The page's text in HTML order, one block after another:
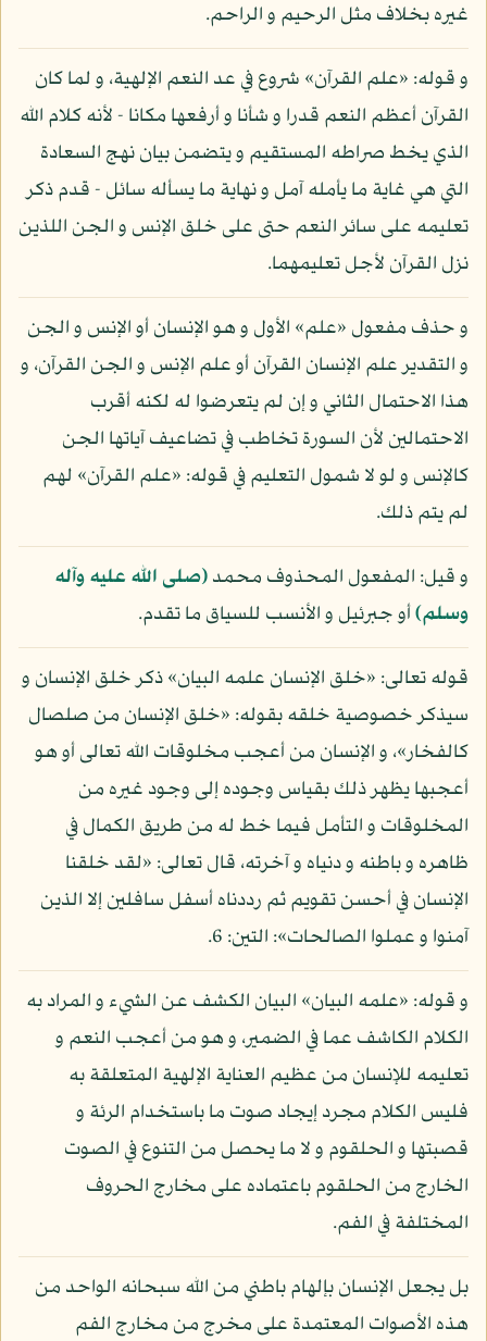
غيره بخلاف مثل الرحيم و الراحم.
و قوله: «علم القرآن» شروع في عد النعم الإلهية، و لما كان
القرآن أعظم النعم قدرا و شأنا و أرفعها مكانا - لأنه كلام الله
الذي يخط صراطه المستقيم و يتضمن بيان نهج السعادة
التي هي غاية ما يأمله آمل و نهاية ما يسأله سائل - قدم ذكر
تعليمه على سائر النعم حتى على خلق الإنس و الجن اللذين
نزل القرآن لأجل تعليمهما.
و حذف مفعول «علم» الأول و هو الإنسان أو الإنس و الجن
و التقدير علم الإنسان القرآن أو علم الإنس و الجن القرآن، و
هذا الاحتمال الثاني و إن لم يتعرضوا له لكنه أقرب
الاحتمالين لأن السورة تخاطب في تضاعيف آياتها الجن
كالإنس و لو لا شمول التعليم في قوله: «علم القرآن» لهم
لم يتم ذلك.
و قيل: المفعول المحذوف محمد(صلى الله عليه وآله
وسلم)أو جبرئيل و الأنسب للسياق ما تقدم.
قوله تعالى: «خلق الإنسان علمه البيان» ذكر خلق الإنسان و
سيذكر خصوصية خلقه بقوله: «خلق الإنسان من صلصال
كالفخار»، و الإنسان من أعجب مخلوقات الله تعالى أو هو
أعجبها يظهر ذلك بقياس وجوده إلى وجود غيره من
المخلوقات و التأمل فيما خط له من طريق الكمال في
ظاهره و باطنه و دنياه و آخرته، قال تعالى: «لقد خلقنا
الإنسان في أحسن تقويم ثم رددناه أسفل سافلين إلا الذين
آمنوا و عملوا الصالحات»: التين: 6.
و قوله: «علمه البيان» البيان الكشف عن الشيء و المراد به
الكلام الكاشف عما في الضمير، و هو من أعجب النعم و
تعليمه للإنسان من عظيم العناية الإلهية المتعلقة به
فليس الكلام مجرد إيجاد صوت ما باستخدام الرئة و
قصبتها و الحلقوم و لا ما يحصل من التنوع في الصوت
الخارج من الحلقوم باعتماده على مخارج الحروف
المختلفة في الفم.
بل يجعل الإنسان بإلهام باطني من الله سبحانه الواحد من
هذه الأصوات المعتمدة على مخرج من مخارج الفم